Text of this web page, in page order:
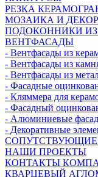
РЕЗКА
МОЗАИКА И
ПОДОКОННИКИ ИЗ
ВЕНТФАСАДЫ
- Вентфасады из
- Вентфасады из
- Вентфасады из
- Фасадные
- Кляммера для
- Фасадный
- Алюминиевые
- Декоративные
СОПУТСТВУЮЩИЕ
НАШИ ПРОЕКТЫ
КОНТАКТЫ
КВАРЦЕВЫЙ